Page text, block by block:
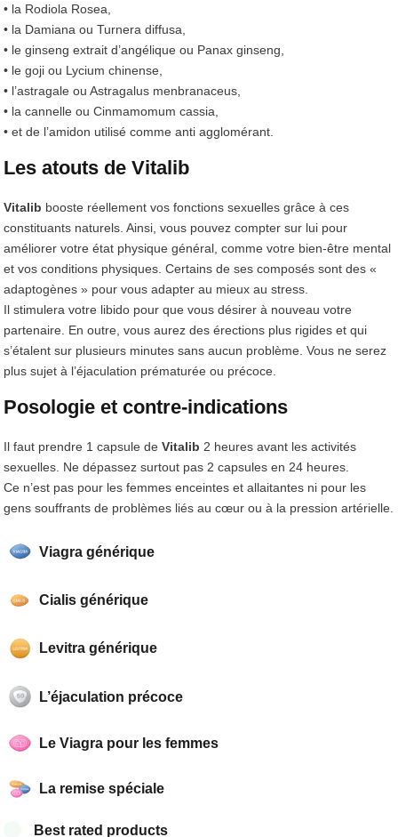
Viagra générique
Cialis générique
Levitra générique
L’éjaculation précoce
Le Viagra pour les femmes
La remise spéciale
Best rated products
• la Rodiola Rosea,
• la Damiana ou Turnera diffusa,
• le ginseng extrait d’angélique ou Panax ginseng,
• le goji ou Lycium chinense,
• l’astragale ou Astragalus menbranaceus,
• la cannelle ou Cinmamomum cassia,
• et de l’amidon utilisé comme anti agglomérant.
Les atouts de Vitalib
Vitalib booste réellement vos fonctions sexuelles grâce à ces
constituants naturels. Ainsi, vous pouvez compter sur lui pour
améliorer votre état physique général, comme votre bien-être mental
et vos conditions physiques. Certains de ses composés sont des «
adaptogènes » pour vous adapter au mieux au stress.
Il stimulera votre libido pour que vous désirer à nouveau votre
partenaire. En outre, vous aurez des érections plus rigides et qui
s’étalent sur plusieurs minutes sans aucun problème. Vous ne serez
plus sujet à l’éjaculation prématurée ou précoce.
Posologie et contre-indications
Il faut prendre 1 capsule deVitalib 2 heures avant les activités
sexuelles. Ne dépassez surtout pas 2 capsules en 24 heures.
Ce n’est pas pour les femmes enceintes et allaitantes ni pour les
gens souffrants de problèmes liés au cœur ou à la pression artérielle.